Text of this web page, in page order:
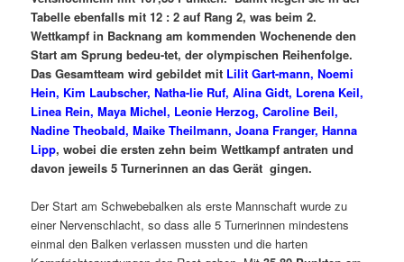
Tabelle ebenfalls mit 12 : 2 auf Rang 2, was beim 2.
Wettkampf in Backnang am kommenden Wochenende den
Start am Sprung bedeu-tet, der olympischen Reihenfolge.
Das Gesamtteam wird gebildet mit Lilit Gart-mann, Noemi
Hein, Kim Laubscher, Natha-lie Ruf, Alina Gidt, Lorena Keil,
Linea Rein, Maya Michel, Leonie Herzog, Caroline Beil,
Nadine Theobald, Maike Theilmann, Joana Franger, Hanna
Lipp, wobei die ersten zehn beim Wettkampf antraten und
davon jeweils 5 Turnerinnen an das Gerät gingen.
Der Start am Schwebebalken als erste Mannschaft wurde zu
einer Nervenschlacht, so dass alle 5 Turnerinnen mindestens
einmal den Balken verlassen mussten und die harten